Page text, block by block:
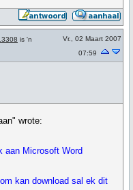
is 'n
Vr., 02 Maart 2007
07:59
wrote:
aan Microsoft Word
kan download sal ek dit